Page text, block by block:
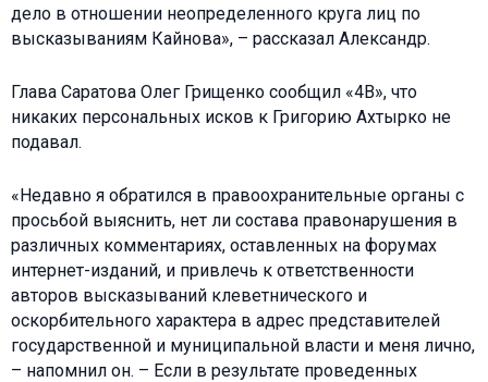
дело в отношении неопределенного круга лиц по
высказываниям Кайнова», – рассказал Александр.
Глава Саратова Олег Грищенко сообщил «4В», что
никаких персональных исков к Григорию Ахтырко не
подавал.
«Недавно я обратился в правоохранительные органы с
просьбой выяснить, нет ли состава правонарушения в
различных комментариях, оставленных на форумах
интернет-изданий, и привлечь к ответственности
авторов высказываний клеветнического и
оскорбительного характера в адрес представителей
государственной и муниципальной власти и меня лично,
– напомнил он. – Если в результате проведенных